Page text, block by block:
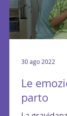
Le
30 ago 2022